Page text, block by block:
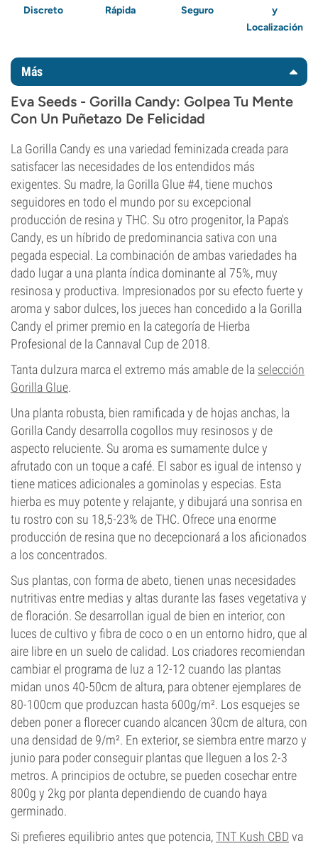
Discreto
Rápida
Seguro
y
Localización
Más
Eva Seeds - Gorilla Candy: Golpea Tu Mente
Con Un Puñetazo De Felicidad
La Gorilla Candy es una variedad feminizada creada para
satisfacer las necesidades de los entendidos más
exigentes. Su madre, la Gorilla Glue #4, tiene muchos
seguidores en todo el mundo por su excepcional
producción de resina y THC. Su otro progenitor, la Papa's
Candy, es un híbrido de predominancia sativa con una
pegada especial. La combinación de ambas variedades ha
dado lugar a una planta índica dominante al 75%, muy
resinosa y productiva. Impresionados por su efecto fuerte y
aroma y sabor dulces, los jueces han concedido a la Gorilla
Candy el primer premio en la categoría de Hierba
Profesional de la Cannaval Cup de 2018.
Tanta dulzura marca el extremo más amable de la selección
Gorilla Glue.
Una planta robusta, bien ramificada y de hojas anchas, la
Gorilla Candy desarrolla cogollos muy resinosos y de
aspecto reluciente. Su aroma es sumamente dulce y
afrutado con un toque a café. El sabor es igual de intenso y
tiene matices adicionales a gominolas y especias. Esta
hierba es muy potente y relajante, y dibujará una sonrisa en
tu rostro con su 18,5-23% de THC. Ofrece una enorme
producción de resina que no decepcionará a los aficionados
a los concentrados.
Sus plantas, con forma de abeto, tienen unas necesidades
nutritivas entre medias y altas durante las fases vegetativa y
de floración. Se desarrollan igual de bien en interior, con
luces de cultivo y fibra de coco o en un entorno hidro, que al
aire libre en un suelo de calidad. Los criadores recomiendan
cambiar el programa de luz a 12-12 cuando las plantas
midan unos 40-50cm de altura, para obtener ejemplares de
80-100cm que produzcan hasta 600g/m². Los esquejes se
deben poner a florecer cuando alcancen 30cm de altura, con
una densidad de 9/m². En exterior, se siembra entre marzo y
junio para poder conseguir plantas que lleguen a los 2-3
metros. A principios de octubre, se pueden cosechar entre
800g y 2kg por planta dependiendo de cuando haya
germinado.
Si prefieres equilibrio antes que potencia,TNT Kush CBD va